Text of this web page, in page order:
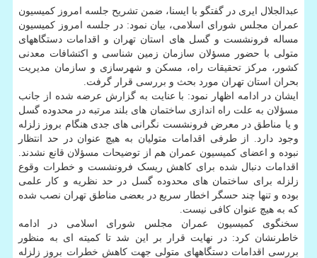
عبدالجلال ایری در گفتگو با ایسنا، ضمن تشریح جلسه امروز کمیسیون
عمران مجلس شورای اسلامی، بیان نمود: در جلسه امروز کمیسیون
مساله فرونشست و گسل های استان تهران و اقدامات دستگاههای
متولی با حضور مسؤلان سازمان زمین شناسی و اکتشافات معدنی
کشور، مرکز تحقیقات راه، مسکن و شهرسازی و سازمان مدیریت
بحران استان تهران مورد بحث و بررسی قرار گرفت.
ایشان در ادامه اظهار نمود: با عنایت به گزارش عرضه شده از جانب
مسؤلان به علت راه اندازی ساختمان های بلند مرتبه در محدوده گسل
و یا مناطق در معرض فرونشست نگرانی های جدی هنگام بروز زلزله
وجود دارد. از طرفی اقدامات متولیان به هیچ عنوان در حد انتظار
نبوده و اعضای کمیسیون عمران هم از توضیحات مسؤلان قانع نشدند.
اقدامات دنبال شده برای کاهش ریسک فرونشست و خطرات وقوع
زلزله برای ساختمان های محدوده گسل در حد نظریه و کار علمی
بوده و تنها چند حسگر اخطار سریع در بعضی مناطق تهران نصب شده
که به هیچ عنوان کافی نیست.
سخنگوی کمیسیون عمران مجلس شورای اسلامی در ادامه
خاطرنشان کرد: در نهایت قرار بر این شد تا کمیته ای به منظور
بررسی اقدامات دستگاههای متولی جهت کاهش خطرات بروز زلزله